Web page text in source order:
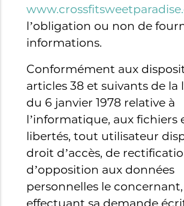
l’obligation ou non de
informations.
Conformément aux
articles 38 et suivants de la
du 6 janvier 1978 relative à
l’informatique, aux fichiers
libertés, tout utilisateur
droit d’accès, de
d’opposition aux données
personnelles le